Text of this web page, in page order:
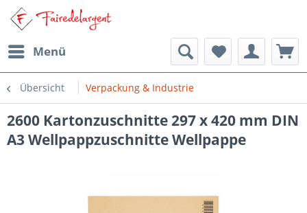
Menü
Übersicht Verpackung & Industrie
2600 Kartonzuschnitte 297 x 420 mm DIN
A3 Wellpappzuschnitte Wellpappe